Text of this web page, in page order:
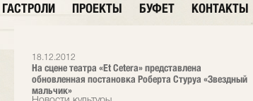
ГАСТРОЛИ ПРОЕКТЫ БУФЕТ КОНТАКТЫ
18.12.2012
На сцене театра «Et Cetera» представлена
обновленная постановка Роберта Стуруа «Звездный
мальчик»